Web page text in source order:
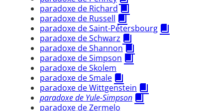
paradoxe de Richard
paradoxe de Russell
paradoxe de Saint-Pétersbourg
paradoxe de Schwarz
paradoxe de Shannon
paradoxe de Simpson
paradoxe de Skolem
paradoxe de Smale
paradoxe de Wittgenstein
paradoxe de Yule-Simpson
paradoxe de Zermelo